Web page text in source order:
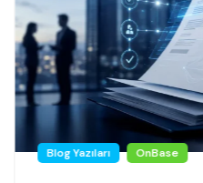
Blog Yazıları OnBase